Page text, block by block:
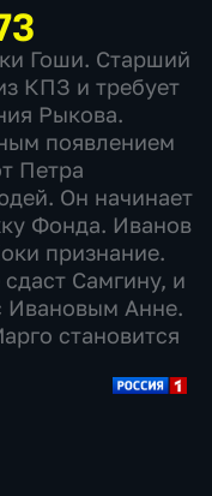
Гоши. Старший
КПЗ и требует
Рыкова.
появлением
Петра
Он начинает
Фонда. Иванов
признание.
Самгину, и
Ивановым Анне.
становится